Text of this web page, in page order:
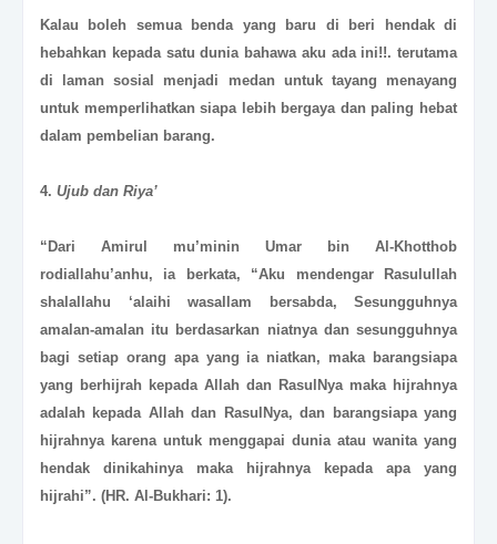
Kalau boleh semua benda yang baru di beri hendak di
hebahkan kepada satu dunia bahawa aku ada ini!!. terutama
di laman sosial menjadi medan untuk tayang menayang
untuk memperlihatkan siapa lebih bergaya dan paling hebat
dalam pembelian barang.
4. Ujub dan Riya’
“Dari Amirul mu’minin Umar bin Al-Khotthob
rodiallahu’anhu, ia berkata, “Aku mendengar Rasulullah
shalallahu ‘alaihi wasallam bersabda, Sesungguhnya
amalan-amalan itu berdasarkan niatnya dan sesungguhnya
bagi setiap orang apa yang ia niatkan, maka barangsiapa
yang berhijrah kepada Allah dan RasulNya maka hijrahnya
adalah kepada Allah dan RasulNya, dan barangsiapa yang
hijrahnya karena untuk menggapai dunia atau wanita yang
hendak dinikahinya maka hijrahnya kepada apa yang
hijrahi”. (HR. Al-Bukhari: 1).